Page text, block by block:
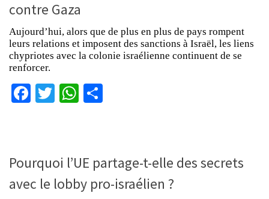
contre Gaza
Aujourd’hui, alors que de plus en plus de pays rompent
leurs relations et imposent des sanctions à Israël, les liens
chypriotes avec la colonie israélienne continuent de se
renforcer.
Facebook
TwitterWhatsApp
Pourquoi l’UE partage-t-elle des secrets
avec le lobby pro-israélien ?